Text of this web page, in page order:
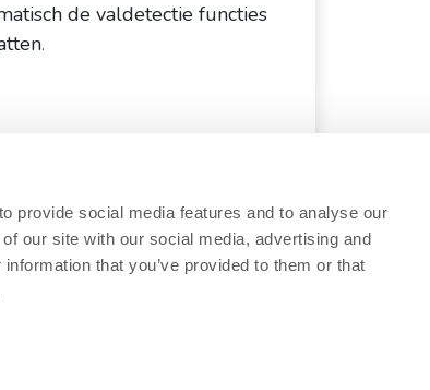
provide social media features and to analyse our
our site with our social media, advertising and
that you’ve provided to them or that
de valdetectie functies
.